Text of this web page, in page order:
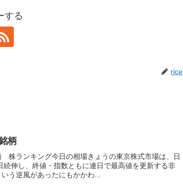
する
rice
柄
株ランキング今日の相場きょうの東京株式市場は、日
伸し、終値・指数ともに連日で最高値を更新する非
う逆風があったにもかかわ...